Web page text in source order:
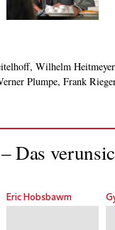
Wilhelm
Plumpe, Frank
Das
Eric Hobsbawm